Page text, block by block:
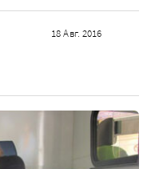
18 Авг. 2016